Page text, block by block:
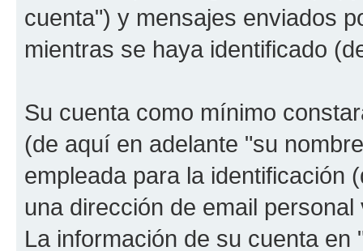
cuenta") y mensajes enviados
mientras se haya identificado
Su cuenta como mínimo
(de aquí en adelante "su
empleada para la identificación
una dirección de email
La información de su cuenta